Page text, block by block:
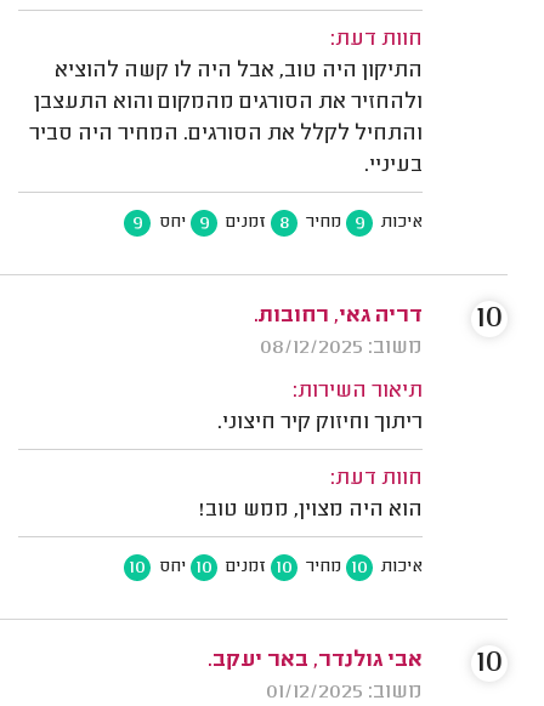
חוות דעת:
התיקון היה טוב, אבל היה לו קשה להוציא
ולהחזיר את הסורגים מהמקום והוא התעצבן
והתחיל לקלל את הסורגים. המחיר היה סביר
בעיניי.
איכות 9 מחיר 8 זמנים 9 יחס 9
דריה גאי, רחובות.
משוב: 08/12/2025
תיאור השירות:
ריתוך וחיזוק קיר חיצוני.
חוות דעת:
הוא היה מצוין, ממש טוב!
איכות 10 מחיר 10 זמנים 10 יחס 10
10
אבי גולנדר, באר יעקב.
משוב: 01/12/2025
10